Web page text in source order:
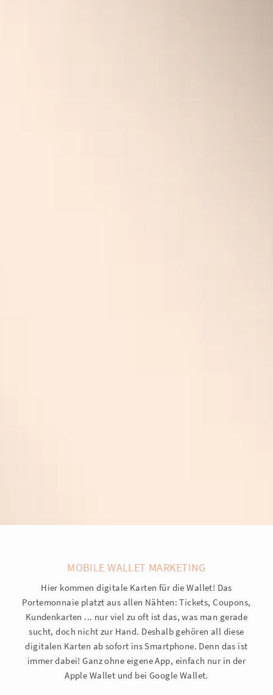
MOBILE WALLET MARKETING
Hier kommen digitale Karten für die Wallet! Das
Portemonnaie platzt aus allen Nähten: Tickets, Coupons,
Kundenkarten ... nur viel zu oft ist das, was man gerade
sucht, doch nicht zur Hand. Deshalb gehören all diese
digitalen Karten ab sofort ins Smartphone. Denn das ist
immer dabei! Ganz ohne eigene App, einfach nur in der
Apple Wallet und bei Google Wallet.